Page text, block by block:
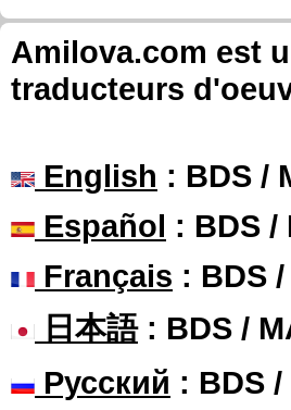
Amilova.com est
traducteurs
English : BDS /
Español : BDS /
Français : BDS
日本語: BDS /
Русский : BDS /